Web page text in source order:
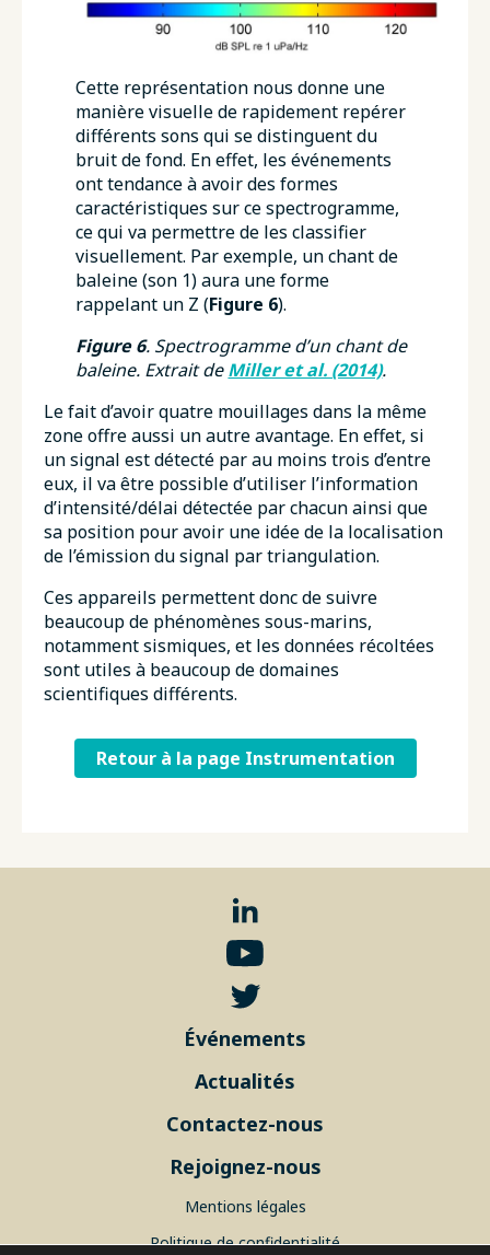
Cette représentation nous donne une
manière visuelle de rapidement repérer
différents sons qui se distinguent du
bruit de fond. En effet, les événements
ont tendance à avoir des formes
caractéristiques sur ce spectrogramme,
ce qui va permettre de les classifier
visuellement. Par exemple, un chant de
baleine (son 1) aura une forme
rappelant un Z (Figure 6).
Figure 6. Spectrogramme d’un chant de
baleine. Extrait deMiller et al. (2014).
Le fait d’avoir quatre mouillages dans la même
zone offre aussi un autre avantage. En effet, si
un signal est détecté par au moins trois d’entre
eux, il va être possible d’utiliser l’information
d’intensité/délai détectée par chacun ainsi que
sa position pour avoir une idée de la localisation
de l’émission du signal par triangulation.
Ces appareils permettent donc de suivre
beaucoup de phénomènes sous-marins,
notamment sismiques, et les données récoltées
sont utiles à beaucoup de domaines
scientifiques différents.
Retour à la page Instrumentation
Événements
Actualités
Contactez-nous
Rejoignez-nous
Mentions légales
Politique de confidentialité